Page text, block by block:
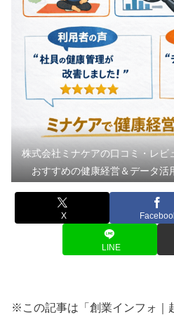
株式会社ミナケアの口コミ・レビ
おすすめの健康経営＆データ活
X
LINE
※この記事は「創業インフォ｜